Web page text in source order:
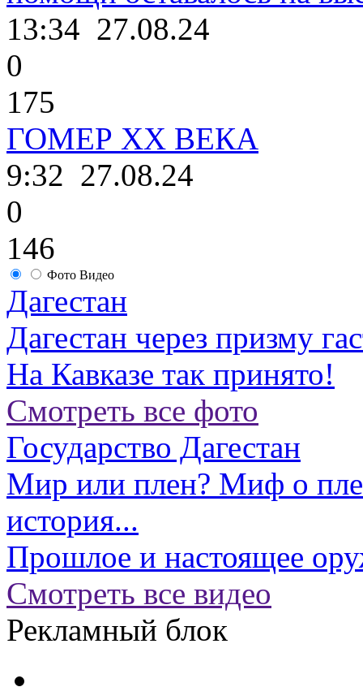
13:34 27.08.24
0
175
ГОМЕР ХХ ВЕКА
9:32 27.08.24
0
146
Фото Видео
Дагестан
Дагестан через призму
На Кавказе так принято!
Смотреть все фото
Государство Дагестан
Мир или плен? Миф о
история...
Прошлое и настоящее
Смотреть все видео
Рекламный блок